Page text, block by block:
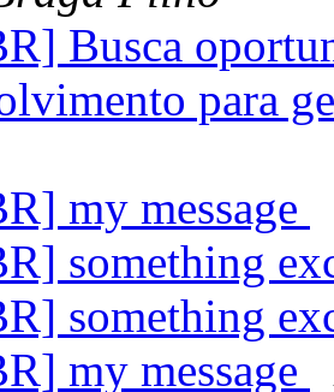
Busca
para
my message
something
something
my message